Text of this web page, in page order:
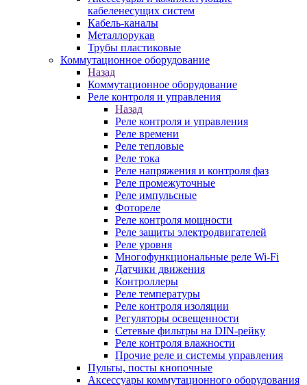
кабеленесущих систем
Кабель-каналы
Металлорукав
Трубы пластиковые
Коммутационное оборудование
Назад
Коммутационное оборудование
Реле контроля и управления
Назад
Реле контроля и управления
Реле времени
Реле тепловые
Реле тока
Реле напряжения и контроля фаз
Реле промежуточные
Реле импульсные
Фотореле
Реле контроля мощности
Реле защиты электродвигателей
Реле уровня
Многофункциональные реле Wi-Fi
Датчики движения
Контроллеры
Реле температуры
Реле контроля изоляции
Регуляторы освещенности
Сетевые фильтры на DIN-рейку
Реле контроля влажности
Прочие реле и системы управления
Пульты, посты кнопочные
Аксессуары коммутационного оборудования